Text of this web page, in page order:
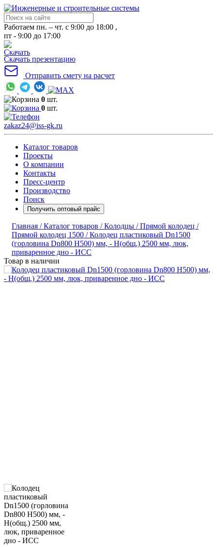
Работаем пн. – чт. с 9:00 до 18:00 ,
пт - 9:00 до 17:00
Скачать презентацию
Отправить смету на расчет
0 шт.
0 шт.
zakaz24@iss-gk.ru
Каталог товаров
Проекты
О компании
Контакты
Пресс-центр
Производство
Поиск
Получить оптовый прайс
Главная /Каталог товаров /Колодцы /Прямой колодец /
Прямой колодец 1500 /Колодец пластиковый Dn1500
(горловина Dn800 H500) мм, - H(общ.) 2500 мм, люк,
приваренное дно - ИСС
Товар в наличии